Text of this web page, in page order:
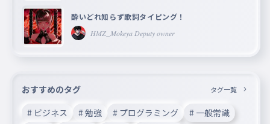
酔いどれ知らず歌詞タイピング！
𝐻𝑀𝑍_𝑀𝑜𝑘𝑒𝑦𝑎 𝐷𝑒𝑝𝑢𝑡𝑦 𝑜𝑤𝑛𝑒𝑟
おすすめのタグ タグ一覧
# ビジネス # 勉強 # プログラミング
# 一般常識